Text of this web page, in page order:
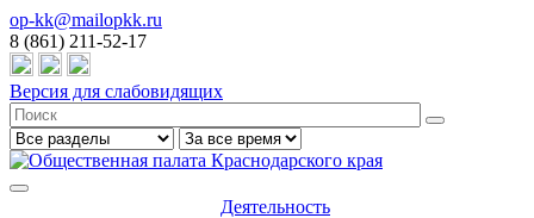
op-kk@mailopkk.ru
8 (861) 211-52-17
Версия для слабовидящих
Деятельность